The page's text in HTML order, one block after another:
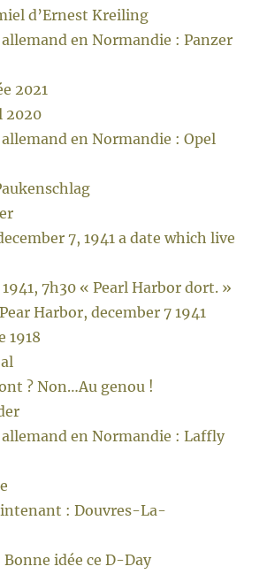
d’Ernest Kreiling
en Normandie : Panzer
2021
2020
en Normandie : Opel
7, 1941 a date which live
7h30 « Pearl Harbor dort. »
Harbor, december 7 1941
1918
? Non…Au genou !
en Normandie : Laffly
: Douvres-La-
idée ce D-Day